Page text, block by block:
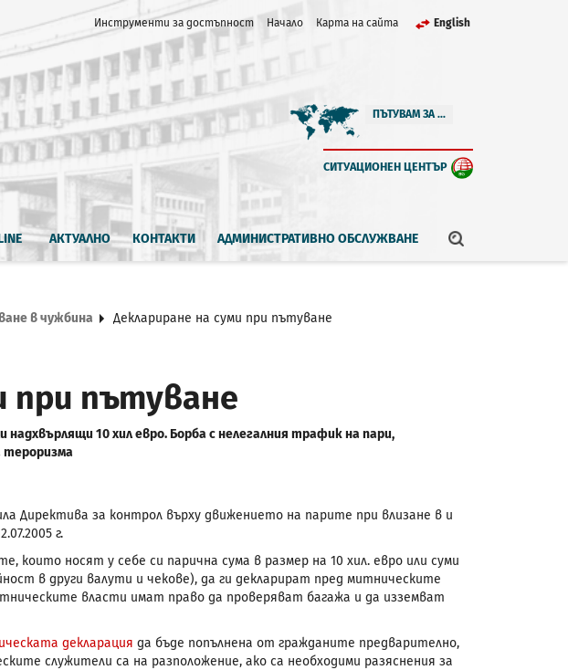
Инструменти за достъпност Начало Карта на сайта English
ПЪТУВАМ ЗА ...
СИТУАЦИОНЕН ЦЕНТЪР
АКТУАЛНО КОНТАКТИ АДМИНИСТРАТИВНО ОБСЛУЖВАНЕ
в чужбина Деклариране на суми при пътуване
при пътуване
10 хил евро. Борба с нелегалния трафик на пари,
тероризма
Директива за контрол върху движението на парите при влизане в и
г.
носят у себе си парична сума в размер на 10 хил. евро или суми
в други валути и чекове), да ги декларират пред митническите
власти имат право да проверяват багажа и да изземват
декларация да бъде попълнена от гражданите предварително,
служители са на разположение, ако са необходими разяснения за